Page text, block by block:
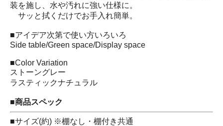
装を施し、水や汚れに強い仕様に。
サッと拭くだけでお手入れ簡単。
■アイデア次第で使い方いろいろ
Side table/Green space/Display space
■Color Variation
ストーングレー
ラスティックナチュラル
■商品スペック
■サイズ(約) ※棚なし・棚付き共通